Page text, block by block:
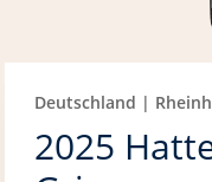
Deutschland |
2025